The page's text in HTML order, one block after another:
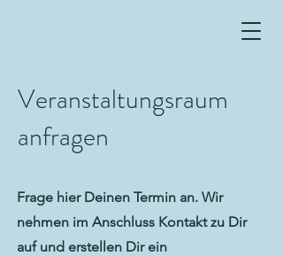
Veranstaltungsraum
anfragen
Frage hier Deinen Termin an. Wir
nehmen im Anschluss Kontakt zu Dir
auf und erstellen Dir ein